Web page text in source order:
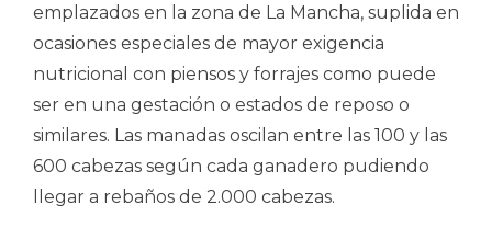
emplazados en la zona de La Mancha, suplida en
ocasiones especiales de mayor exigencia
nutricional con piensos y forrajes como puede
ser en una gestación o estados de reposo o
similares. Las manadas oscilan entre las 100 y las
600 cabezas según cada ganadero pudiendo
llegar a rebaños de 2.000 cabezas.